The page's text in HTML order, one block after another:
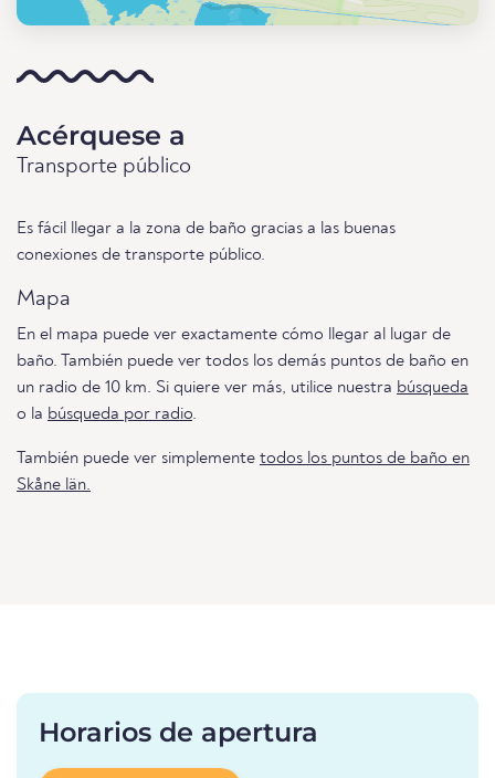
Acérquese a
Transporte público
Es fácil llegar a la zona de baño gracias a las buenas
conexiones de transporte público.
Mapa
En el mapa puede ver exactamente cómo llegar al lugar de
baño. También puede ver todos los demás puntos de baño en
un radio de 10 km. Si quiere ver más, utilice nuestra búsqueda
o la búsqueda por radio.
También puede ver simplemente todos los puntos de baño en
Skåne län.
Horarios de apertura